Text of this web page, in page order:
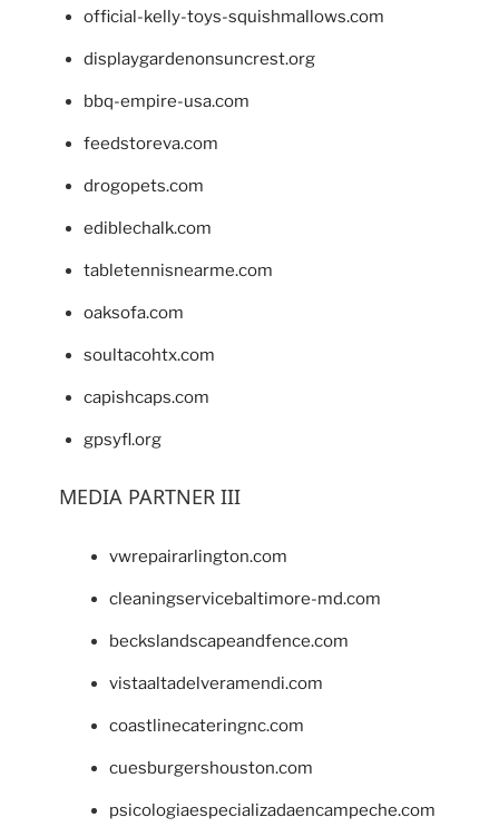
official-kelly-toys-squishmallows.com
displaygardenonsuncrest.org
bbq-empire-usa.com
feedstoreva.com
drogopets.com
ediblechalk.com
tabletennisnearme.com
oaksofa.com
soultacohtx.com
capishcaps.com
gpsyfl.org
MEDIA PARTNER III
vwrepairarlington.com
cleaningservicebaltimore-md.com
beckslandscapeandfence.com
vistaaltadelveramendi.com
coastlinecateringnc.com
cuesburgershouston.com
psicologiaespecializadaencampeche.com